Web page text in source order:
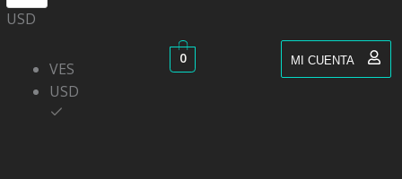
USD
VES
USD
0 MI CUENTA